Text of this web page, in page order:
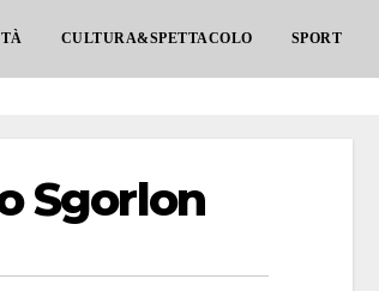
CULTURA&SPETTACOLO SPORT
Sgorlon